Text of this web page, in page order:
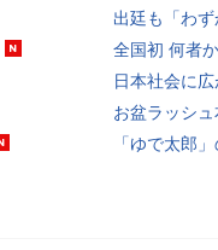
出廷も「わ
全国初 何者
日本社会に広
お盆ラッシ
「ゆで太郎